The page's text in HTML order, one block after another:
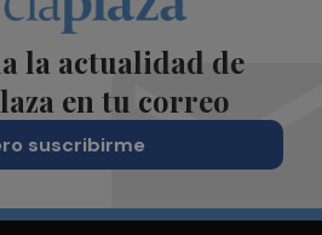
la actualidad de
en tu correo
suscribirme